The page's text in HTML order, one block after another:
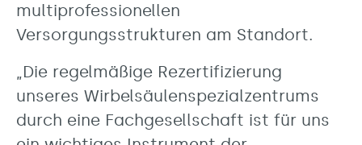
multiprofessionellen
Versorgungsstrukturen am Standort.
„Die regelmäßige Rezertifizierung
unseres Wirbelsäulenspezialzentrums
durch eine Fachgesellschaft ist für uns